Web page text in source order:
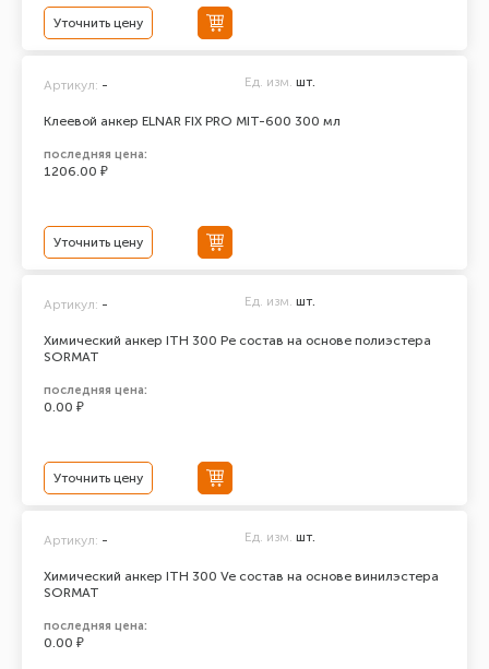
Уточнить цену
Клеевой анкер ELNAR FIX PRO MIT-600 300 мл
Артикул: - Ед. изм. шт.
последняя цена:
1206.00 ₽
Уточнить цену
Химический анкер ITH 300 Pe состав на основе полиэстера
SORMAT
Артикул: - Ед. изм. шт.
последняя цена:
0.00 ₽
Уточнить цену
Химический анкер ITH 300 Ve состав на основе винилэстера
SORMAT
Артикул: - Ед. изм. шт.
последняя цена:
0.00 ₽